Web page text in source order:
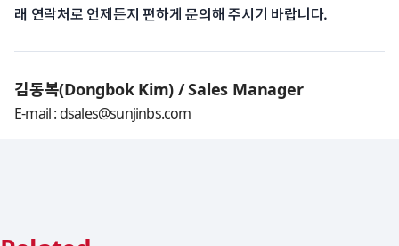
래 연락처로 언제든지 편하게 문의해 주시기 바랍니다.
김동복(Dongbok Kim) / Sales Manager
E-mail : dsales@sunjinbs.com